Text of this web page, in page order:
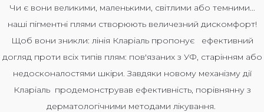
Чи є вони великими, маленькими, світлими або темними...
наші пігментні плями створюють величезний дискомфорт!
Щоб вони зникли: лінія Кларіаль пропонує ефективний
догляд проти всіх типів плям: пов'язаних з УФ, старінням або
недосконалостями шкіри. Завдяки новому механізму дії
Кларіаль продемонстрував ефективність, порівнянну з
дерматологічними методами лікування.